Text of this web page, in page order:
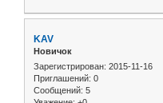
KAV
Новичок
Зарегистрирован: 2015-11-16
Приглашений: 0
Сообщений: 5